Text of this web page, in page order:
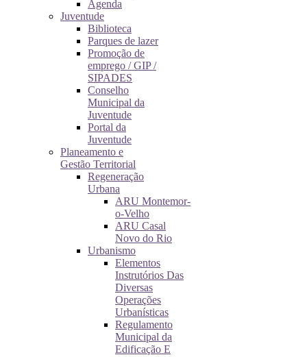
Agenda
Juventude
Biblioteca
Parques de lazer
Promoção de
emprego / GIP /
SIPADES
Conselho
Municipal da
Juventude
Portal da
Juventude
Planeamento e
Gestão Territorial
Regeneração
Urbana
ARU Montemor-
o-Velho
ARU Casal
Novo do Rio
Urbanismo
Elementos
Instrutórios Das
Diversas
Operações
Urbanísticas
Regulamento
Municipal da
Edificação E